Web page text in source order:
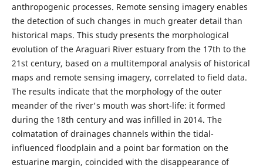
anthropogenic processes. Remote sensing imagery enables
the detection of such changes in much greater detail than
historical maps. This study presents the morphological
evolution of the Araguari River estuary from the 17th to the
21st century, based on a multitemporal analysis of historical
maps and remote sensing imagery, correlated to field data.
The results indicate that the morphology of the outer
meander of the river's mouth was short-life: it formed
during the 18th century and was infilled in 2014. The
colmatation of drainages channels within the tidal-
influenced floodplain and a point bar formation on the
estuarine margin, coincided with the disappearance of